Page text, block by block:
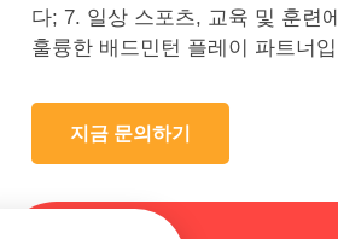
다; 7. 일상 스포츠, 교육 및 훈련
훌륭한 배드민턴 플레이 파트너
지금 문의하기